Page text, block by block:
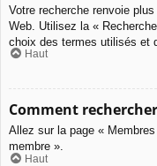
Votre recherche renvoie
Web. Utilisez la «
choix des termes utilisés et
Haut
Comment
Allez sur la page «
membre ».
Haut